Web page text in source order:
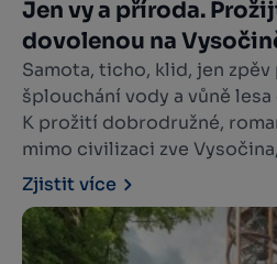
Jen vy a příroda.
dovolenou na
Samota, ticho, klid, jen
šplouchání vody a vůně
K prožití dobrodružné,
mimo civilizaci zve
nabídku netradičního
stromů, na hladině rybníka.
Zjistit více